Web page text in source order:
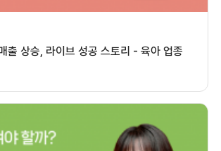
출 상승, 라이브 성공 스토리 - 육아 업종